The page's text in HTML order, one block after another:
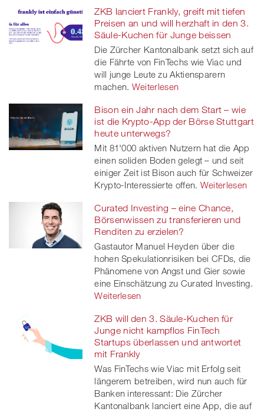
ZKB lanciert Frankly, greift mit tiefen
Preisen an und will herzhaft in den 3.
Säule-Kuchen für Junge beissen
Die Zürcher Kantonalbank setzt sich auf
die Fährte von FinTechs wie Viac und
will junge Leute zu Aktiensparern
machen. Weiterlesen
Bison ein Jahr nach dem Start – wie
ist die Krypto-App der Börse Stuttgart
heute unterwegs?
Mit 81'000 aktiven Nutzern hat die App
einen soliden Boden gelegt – und seit
einiger Zeit ist Bison auch für Schweizer
Krypto-Interessierte offen. Weiterlesen
Curated Investing – eine Chance,
Börsenwissen zu transferieren und
Renditen zu erzielen?
Gastautor Manuel Heyden über die
hohen Spekulationrisiken bei CFDs, die
Phänomene von Angst und Gier sowie
eine Einschätzung zu Curated Investing.
Weiterlesen
ZKB will den 3. Säule-Kuchen für
Junge nicht kampflos FinTech
Startups überlassen und antwortet
mit Frankly
Was FinTechs wie Viac mit Erfolg seit
längerem betreiben, wird nun auch für
Banken interessant: Die Zürcher
Kantonalbank lanciert eine App, die auf